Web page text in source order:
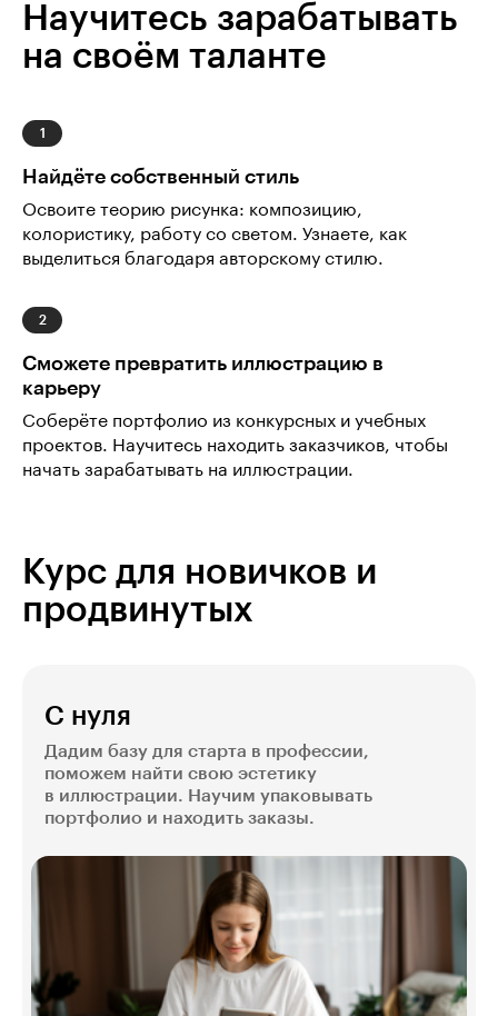
Научитесь зарабатывать
на своём таланте
Найдёте собственный стиль
Освоите теорию рисунка: композицию,
колористику, работу со светом. Узнаете, как
выделиться благодаря авторскому стилю.
Сможете превратить иллюстрацию в
карьеру
Соберёте портфолио из конкурсных и учебных
проектов. Научитесь находить заказчиков, чтобы
начать зарабатывать на иллюстрации.
Курс для новичков и
продвинутых
С нуля
Дадим базу для старта в профессии,
поможем найти свою эстетику
в иллюстрации. Научим упаковывать
портфолио и находить заказы.